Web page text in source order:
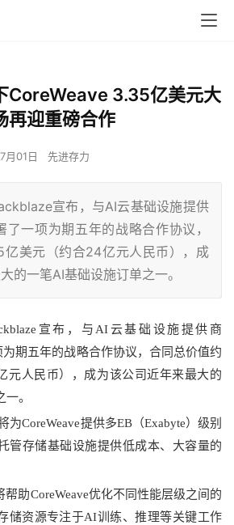
CoreWeave 3.35亿美元大
再迎重磅合作
月01日 先进存力
宣布，与AI云基础设施提供
了一项为期五年的战略合作协议，
亿美元（约合24亿元人民币），成
的一笔AI基础设施订单之一。
宣布，与AI云基础设施提供商
为期五年的战略合作协议，合同总价值约
元人民币），成为该公司近年来最大的
。
为CoreWeave提供多EB（Exabyte）级别
管存储基础设施提供低成本、大容量的
助CoreWeave优化不同性能层级之间的
储资源专注于AI训练、推理等关键工作